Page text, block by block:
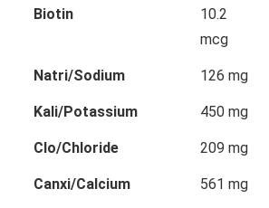
Biotin
10.2
mcg
Natri/Sodium 126 mg
Kali/Potassium 450 mg
Clo/Chloride 209 mg
Canxi/Calcium 561 mg